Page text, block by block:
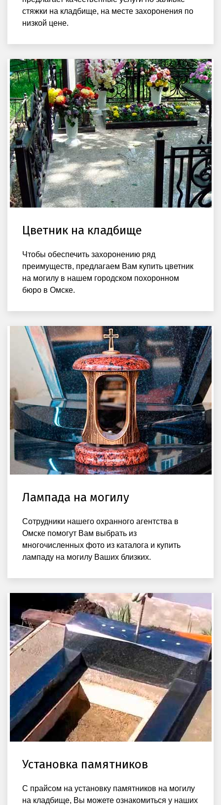
стяжки на кладбище, на месте захоронения по
низкой цене.
Цветник на кладбище
Чтобы обеспечить захоронению ряд
преимуществ, предлагаем Вам купить цветник
на могилу в нашем городском похоронном
бюро в Омске.
Лампада на могилу
Сотрудники нашего охранного агентства в
Омске помогут Вам выбрать из
многочисленных фото из каталога и купить
лампаду на могилу Ваших близких.
Установка памятников
С прайсом на установку памятников на могилу
на кладбище, Вы можете ознакомиться у наших